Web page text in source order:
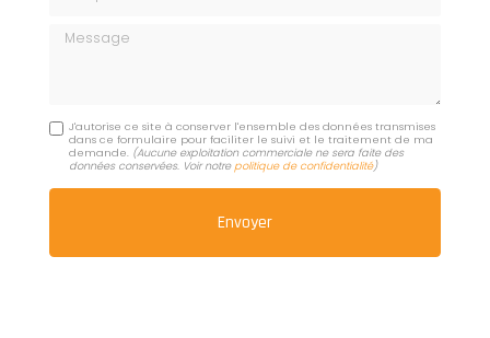
Message
J'autorise ce site à conserver l'ensemble des données transmises
dans ce formulaire pour faciliter le suivi et le traitement de ma
demande. (Aucune exploitation commerciale ne sera faite des
données conservées. Voir notrepolitique de confidentialité)